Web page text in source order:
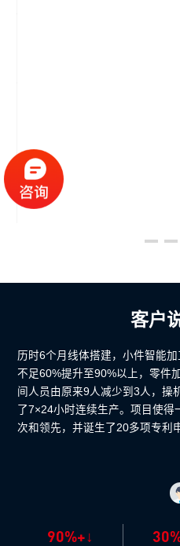
客户
历时6个月线体搭建，小件智能
不足60%提升至90%以上，零件
间人员由原来9人减少到3人，操
了7×24小时连续生产。项目使得
次和领先，并诞生了20多项专利
90%+↓